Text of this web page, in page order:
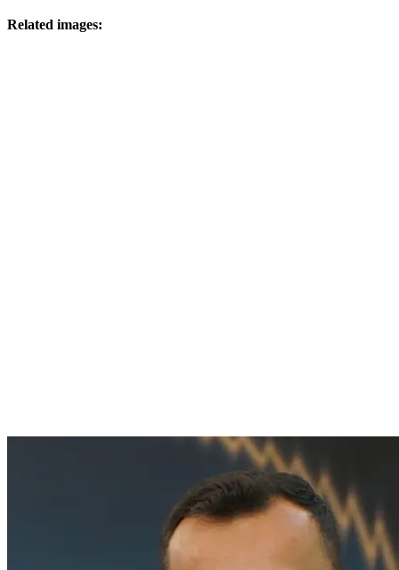
Related images: